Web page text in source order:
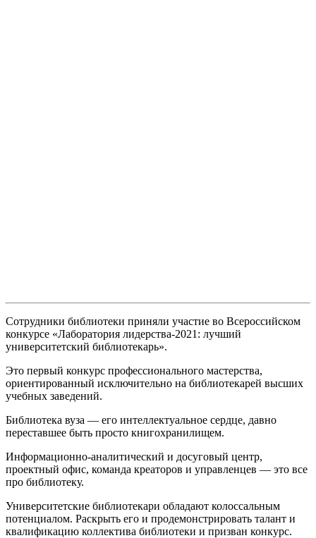
Сотрудники библиотеки приняли участие во Всероссийском
конкурсе «Лаборатория лидерства-2021: лучший
университетский библиотекарь».
Это первый конкурс профессионального мастерства,
ориентированный исключительно на библиотекарей высших
учебных заведений.
Библиотека вуза — его интеллектуальное сердце, давно
переставшее быть просто книгохранилищем.
Информационно-аналитический и досуговый центр,
проектный офис, команда креаторов и управленцев — это все
про библиотеку.
Университетские библиотекари обладают колоссальным
потенциалом. Раскрыть его и продемонстрировать талант и
квалификацию коллектива библиотеки и призван конкурс.